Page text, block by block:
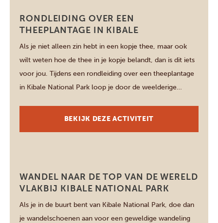
RONDLEIDING OVER EEN
THEEPLANTAGE IN KIBALE
Als je niet alleen zin hebt in een kopje thee, maar ook
wilt weten hoe de thee in je kopje belandt, dan is dit iets
voor jou. Tijdens een rondleiding over een theeplantage
in Kibale National Park loop je door de weelderige
geschiedenis tot teelt- […]
BEKIJK DEZE ACTIVITEIT
Kibale National Park
WANDEL NAAR DE TOP VAN DE WERELD
VLAKBIJ KIBALE NATIONAL PARK
Als je in de buurt bent van Kibale National Park, doe dan
je wandelschoenen aan voor een geweldige wandeling